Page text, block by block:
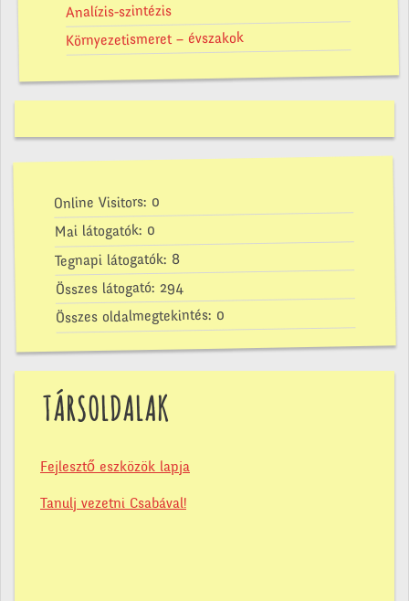
Analízis-szintézis
Környezetismeret – évszakok
Online Visitors: 0
Mai látogatók: 0
Tegnapi látogatók: 8
Összes látogató: 294
Összes oldalmegtekintés: 0
TÁRSOLDALAK
Fejlesztő eszközök lapja
Tanulj vezetni Csabával!